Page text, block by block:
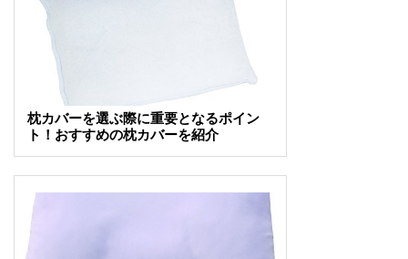
枕カバーを選ぶ際に重要となるポイン
ト！おすすめの枕カバーを紹介